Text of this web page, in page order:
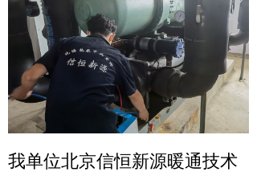
我单位北京信恒新源暖通技术